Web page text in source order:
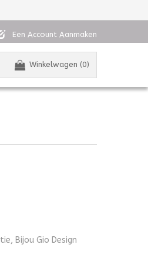
Een Account Aanmaken
Winkelwagen (0)
Bijou Gio Design